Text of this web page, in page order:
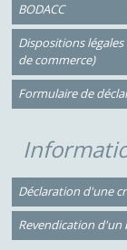
BODACC
Dispositions
de commerce)
Formulaire de
Déclaration d'une
Revendication d'un